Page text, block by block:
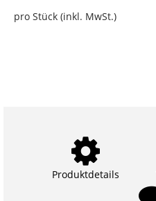
pro Stück (inkl. MwSt.)
Produktdetails